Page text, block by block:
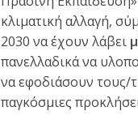
κλιματική αλλαγή,
2030 να έχουν λάβει
πανελλαδικά να
να εφοδιάσουν τους/
παγκόσμιες